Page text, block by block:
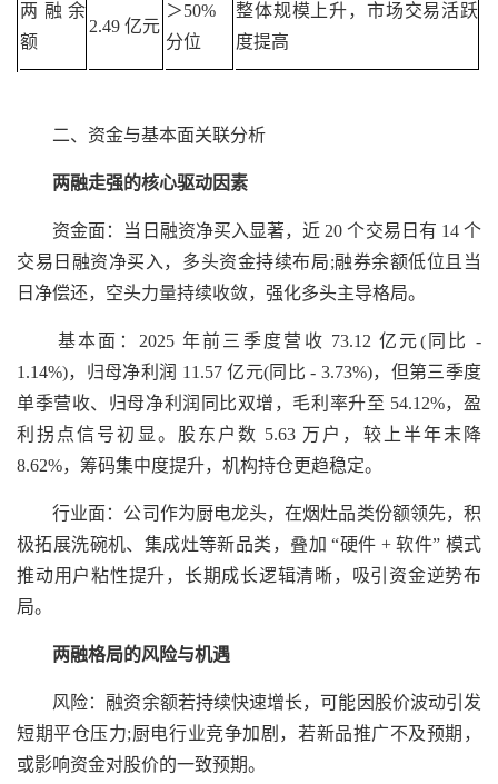
两融余
额
2.49 亿元
＞50%
分位
整体规模上升，市场交易活跃
度提高
二、资金与基本面关联分析
两融走强的核心驱动因素
资金面：当日融资净买入显著，近 20 个交易日有 14 个
交易日融资净买入，多头资金持续布局;融券余额低位且当
日净偿还，空头力量持续收敛，强化多头主导格局。
基本面：2025 年前三季度营收 73.12 亿元(同比 -
1.14%)，归母净利润 11.57 亿元(同比 - 3.73%)，但第三季度
单季营收、归母净利润同比双增，毛利率升至 54.12%，盈
利拐点信号初显。股东户数 5.63 万户，较上半年末降
8.62%，筹码集中度提升，机构持仓更趋稳定。
行业面：公司作为厨电龙头，在烟灶品类份额领先，积
极拓展洗碗机、集成灶等新品类，叠加 “硬件 + 软件” 模式
推动用户粘性提升，长期成长逻辑清晰，吸引资金逆势布
局。
两融格局的风险与机遇
风险：融资余额若持续快速增长，可能因股价波动引发
短期平仓压力;厨电行业竞争加剧，若新品推广不及预期，
或影响资金对股价的一致预期。